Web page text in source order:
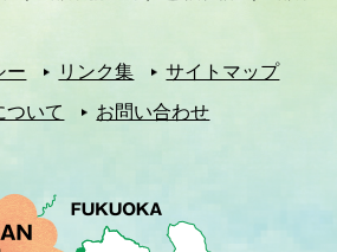
ー リンク集
サイトマップ
ついて
お問い合わせ